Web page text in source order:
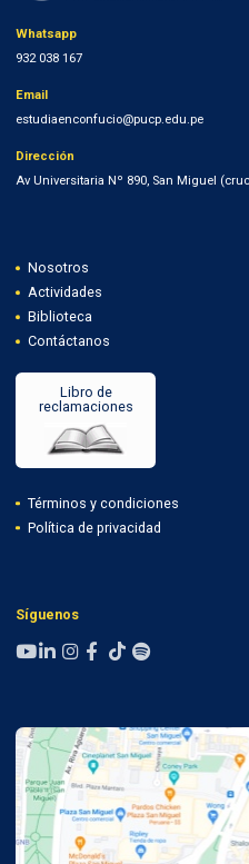
Whatsapp
932 038 167
Email
estudiaenconfucio@pucp.edu.pe
Dirección
Av Universitaria Nº 890, San Miguel
Nosotros
Actividades
Biblioteca
Contáctanos
Libro de
reclamaciones
Términos y condiciones
Política de privacidad
Síguenos